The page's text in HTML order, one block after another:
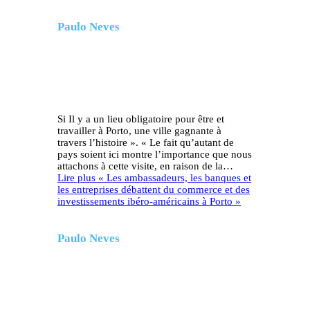
Paulo Neves
Si Il y a un lieu obligatoire pour être et
travailler à Porto, une ville gagnante à
travers l’histoire ». « Le fait qu’autant de
pays soient ici montre l’importance que nous
attachons à cette visite, en raison de la…
Lire plus « Les ambassadeurs, les banques et
les entreprises débattent du commerce et des
investissements ibéro-américains à Porto »
Paulo Neves